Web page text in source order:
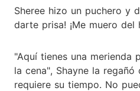
Sheree hizo un puchero y
darte prisa! ¡Me muero del
"Aquí tienes una merienda
la cena", Shayne la
requiere su tiempo. No